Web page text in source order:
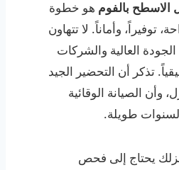
الاسطح بالفوم هو خطوة
توفيراً، وأماناً. لا تتهاون
العالية والشركات
تذكر أن التحضير الجيد
الصيانة الوقائية
طويلة.
يحتاج إلى فحص